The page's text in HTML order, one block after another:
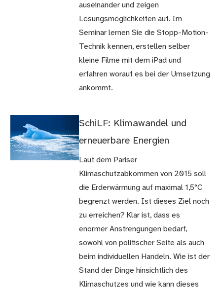
auseinander und zeigen
Lösungsmöglichkeiten auf. Im
Seminar lernen Sie die Stopp-Motion-
Technik kennen, erstellen selber
kleine Filme mit dem iPad und
erfahren worauf es bei der Umsetzung
ankommt.
SchiLF: Klimawandel und
erneuerbare Energien
Laut dem Pariser
Klimaschutzabkommen von 2015 soll
die Erderwärmung auf maximal 1,5°C
begrenzt werden. Ist dieses Ziel noch
zu erreichen? Klar ist, dass es
enormer Anstrengungen bedarf,
sowohl von politischer Seite als auch
beim individuellen Handeln. Wie ist der
Stand der Dinge hinsichtlich des
Klimaschutzes und wie kann dieses